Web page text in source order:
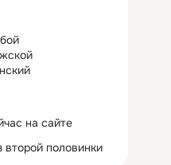
на сайте
второй половинки